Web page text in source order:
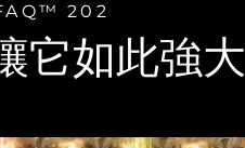
202
它如此強大